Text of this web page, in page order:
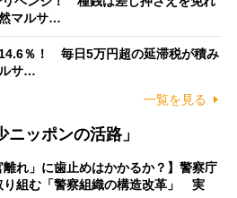
マルサ…
14.6％！ 毎日5万円超の延滞税が積み
サ…
一覧を見る
ッポンの活路」
離れ」に歯止めはかかるか？】警察庁
り組む「警察組織の構造改革」 実